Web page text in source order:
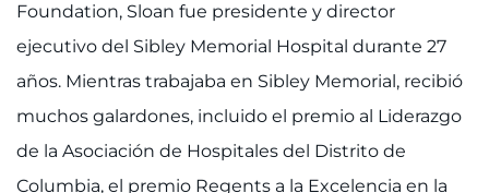
Foundation, Sloan fue presidente y director
ejecutivo del Sibley Memorial Hospital durante 27
años. Mientras trabajaba en Sibley Memorial, recibió
muchos galardones, incluido el premio al Liderazgo
de la Asociación de Hospitales del Distrito de
Columbia, el premio Regents a la Excelencia en la